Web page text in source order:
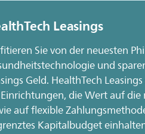
Leasings
Sie von der neuesten
und
Geld. HealthTech
die Wert auf die
auf flexible
Kapitalbudget